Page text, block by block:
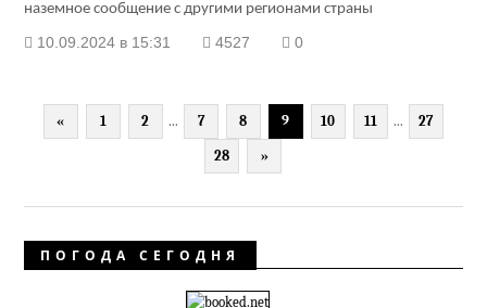
наземное сообщение с другими регионами страны
10.09.2024 в 15:31 4527 0
« 1 2 ... 7 8 9 10 11 ... 27
28 »
ПОГОДА СЕГОДНЯ